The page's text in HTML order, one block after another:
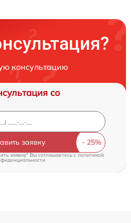
консультацию
со
заявку
заявку" Вы соглашаетесь cполитикой